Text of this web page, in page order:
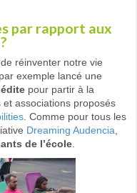
par rapport aux
réinventer notre vie
exemple lancé une
pour partir à la
associations proposés
. Comme pour tous les
Dreaming Audencia
de l’école